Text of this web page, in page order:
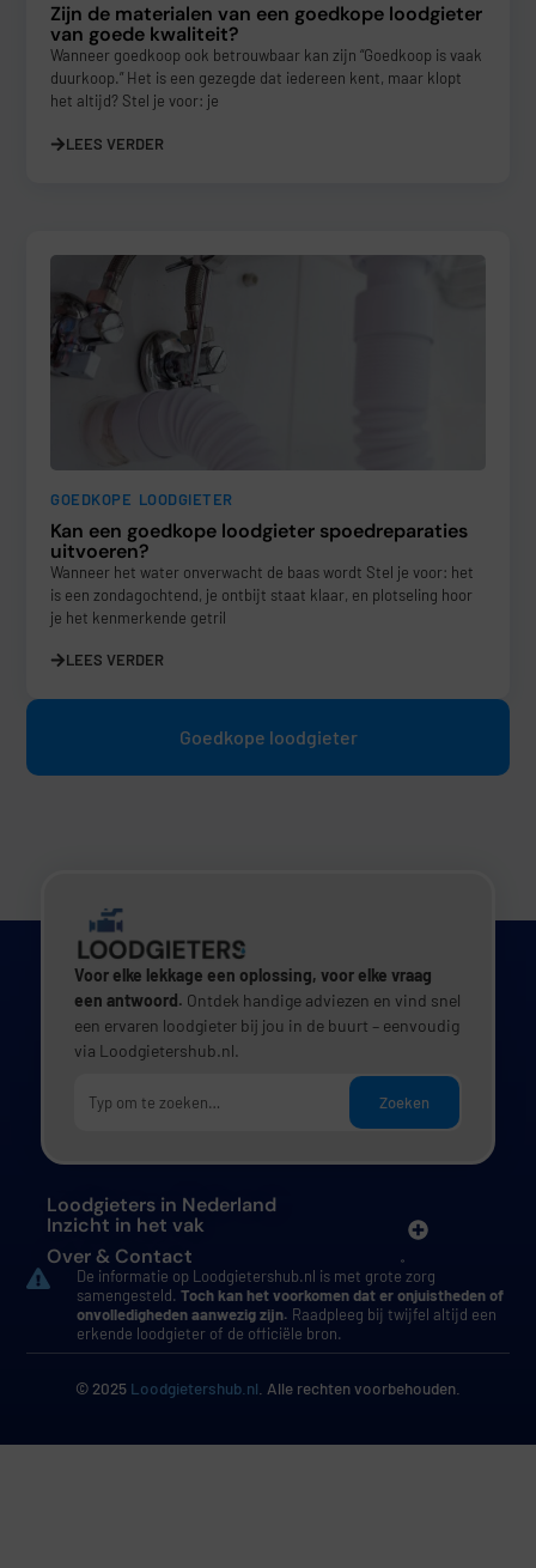
Zijn de materialen van een goedkope loodgieter
van goede kwaliteit?
Wanneer goedkoop ook betrouwbaar kan zijn “Goedkoop is vaak
duurkoop.” Het is een gezegde dat iedereen kent, maar klopt
het altijd? Stel je voor: je
LEES VERDER
GOEDKOPE LOODGIETER
Kan een goedkope loodgieter spoedreparaties
uitvoeren?
Wanneer het water onverwacht de baas wordt Stel je voor: het
is een zondagochtend, je ontbijt staat klaar, en plotseling hoor
je het kenmerkende getril
LEES VERDER
Goedkope loodgieter
Over & Contact
Inzicht in het vak
Loodgieters in Nederland
Voor elke lekkage een oplossing, voor elke vraag
een antwoord. Ontdek handige adviezen en vind snel
een ervaren loodgieter bij jou in de buurt – eenvoudig
via Loodgietershub.nl.
Zoeken
© 2025 Loodgietershub.nl . Alle rechten voorbehouden.
De informatie op Loodgietershub.nl is met grote zorg
samengesteld.Toch kan het voorkomen dat er onjuistheden of
onvolledigheden aanwezig zijn. Raadpleeg bij twijfel altijd een
erkende loodgieter of de officiële bron.